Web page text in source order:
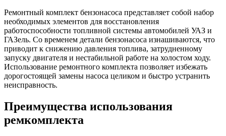
ГАЗель
Ремонтный комплект бензонасоса представляет собой набор
необходимых элементов для восстановления
работоспособности топливной системы автомобилей УАЗ и
ГАЗель. Со временем детали бензонасоса изнашиваются, что
приводит к снижению давления топлива, затрудненному
запуску двигателя и нестабильной работе на холостом ходу.
Использование ремонтного комплекта позволяет избежать
дорогостоящей замены насоса целиком и быстро устранить
неисправность.
Преимущества использования
ремкомплекта